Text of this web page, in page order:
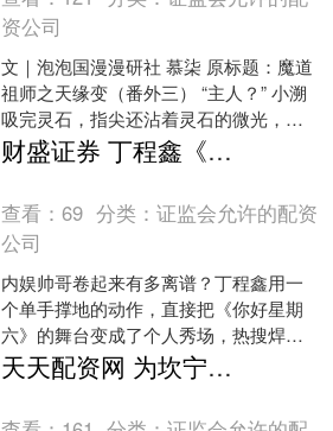
资公司
文｜泡泡国漫漫研社 慕柒 原标题：魔道
祖师之天缘变（番外三） “主人？” 小溯
吸完灵石，指尖还沾着灵石的微光，见
江澄望着窗外出神，连眼神都有些放
空，便轻轻凑上前....
财盛证券 丁程鑫《你好星期六》单手撑地，帅到网友连夜改ID
查看：69 分类：证监会允许的配资
公司
内娱帅哥卷起来有多离谱？丁程鑫用一
个单手撑地的动作，直接把《你好星期
六》的舞台变成了个人秀场，热搜焊死
就算了，还逼得网友集体发疯——“这哪
里是躲球，这是在拍杂志....
天天配资网 为坎宁安发声，球员工会要求NBA取消65场评奖规则，应视伤病而定